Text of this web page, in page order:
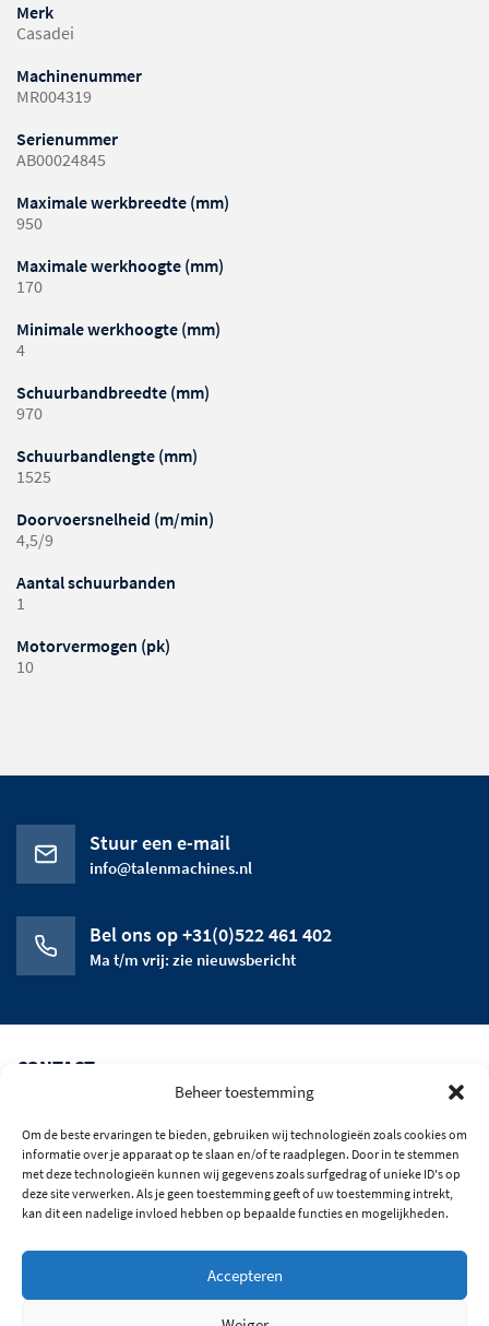
Beheer toestemming
Om de beste ervaringen te bieden, gebruiken wij technologieën zoals cookies om
informatie over je apparaat op te slaan en/of te raadplegen. Door in te stemmen
met deze technologieën kunnen wij gegevens zoals surfgedrag of unieke ID's op
deze site verwerken. Als je geen toestemming geeft of uw toestemming intrekt,
kan dit een nadelige invloed hebben op bepaalde functies en mogelijkheden.
Accepteren
Merk
Casadei
Machinenummer
MR004319
Serienummer
AB00024845
Maximale werkbreedte (mm)
950
Maximale werkhoogte (mm)
170
Minimale werkhoogte (mm)
4
Schuurbandbreedte (mm)
970
Schuurbandlengte (mm)
1525
Doorvoersnelheid (m/min)
4,5/9
Aantal schuurbanden
1
Motorvermogen (pk)
10
Stuur een e-mail
info@talenmachines.nl
Bel ons op +31(0)522 461 402
Ma t/m vrij: zie nieuwsbericht
CONTACT
HET BEDRIJF
OPENINGSTIJDEN
© 2026 Alle rechten voorbehouden